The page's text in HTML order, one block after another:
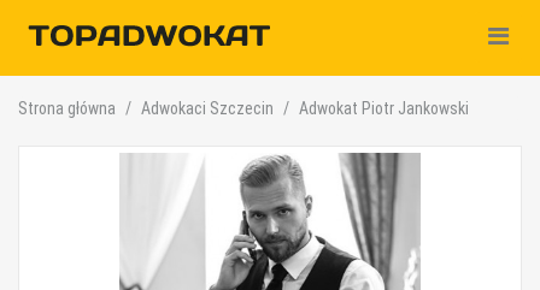
Strona główna Adwokaci Szczecin Adwokat Piotr Jankowski